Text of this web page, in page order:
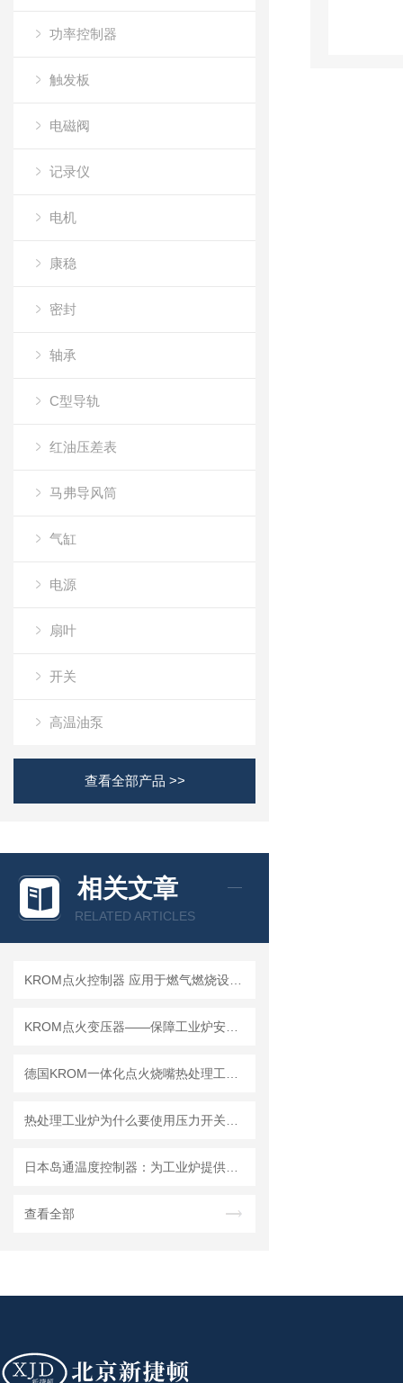
功率控制器
触发板
电磁阀
记录仪
电机
康稳
密封
轴承
C型导轨
红油压差表
马弗导风筒
气缸
电源
扇叶
开关
高温油泵
查看全部产品 >>
相关文章
RELATED ARTICLES
查看全部